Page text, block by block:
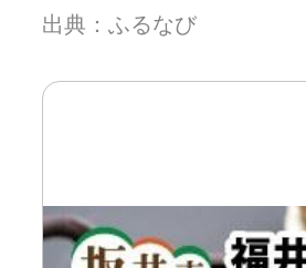
出典：ふるなび